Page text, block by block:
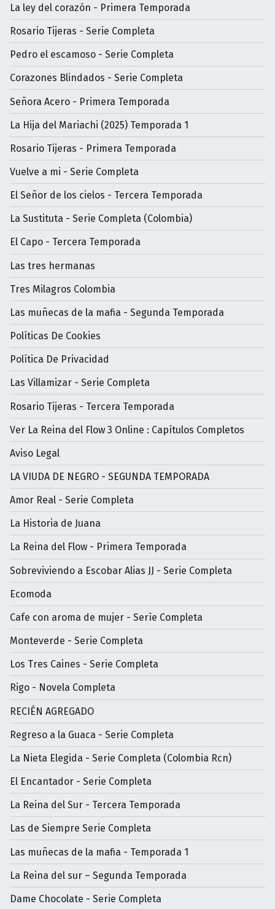
La ley del corazón - Primera Temporada
Rosario Tijeras - Serie Completa
Pedro el escamoso - Serie Completa
Corazones Blindados - Serie Completa
Señora Acero - Primera Temporada
La Hija del Mariachi (2025) Temporada 1
Rosario Tijeras - Primera Temporada
Vuelve a mi - Serie Completa
El Señor de los cielos - Tercera Temporada
La Sustituta - Serie Completa (Colombia)
El Capo - Tercera Temporada
Las tres hermanas
Tres Milagros Colombia
Las muñecas de la mafia - Segunda Temporada
Políticas De Cookies
Política De Privacidad
Las Villamizar - Serie Completa
Rosario Tijeras - Tercera Temporada
Ver La Reina del Flow 3 Online : Capítulos Completos
Aviso Legal
LA VIUDA DE NEGRO - SEGUNDA TEMPORADA
Amor Real - Serie Completa
La Historia de Juana
La Reina del Flow - Primera Temporada
Sobreviviendo a Escobar Alias JJ - Serie Completa
Ecomoda
Cafe con aroma de mujer - Serìe Completa
Monteverde - Serie Completa
Los Tres Caines - Serie Completa
Rigo - Novela Completa
RECIÉN AGREGADO
Regreso a la Guaca - Serie Completa
La Nieta Elegida - Serie Completa (Colombia Rcn)
El Encantador - Serie Completa
La Reina del Sur - Tercera Temporada
Las de Siempre Serie Completa
Las muñecas de la mafia - Temporada 1
La Reina del sur – Segunda Temporada
Dame Chocolate - Serie Completa